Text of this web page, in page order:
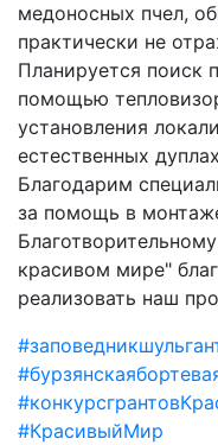
медоносных пчел,
практически не
Планируется поиск
помощью
установления
естественных
Благодарим
за помощь в
красивом мире"
реализовать наш
#КрасивыйМир